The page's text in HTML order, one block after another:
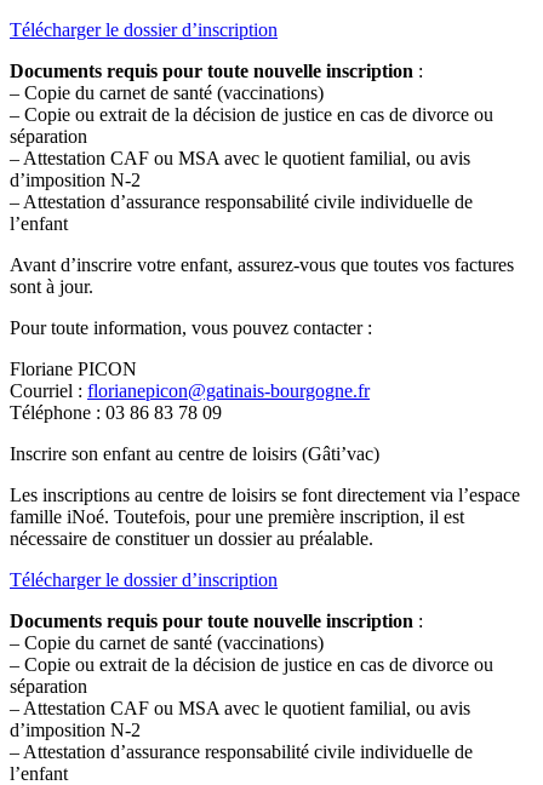
Télécharger le dossier d’inscription
Documents requis pour toute nouvelle inscription :
– Copie du carnet de santé (vaccinations)
– Copie ou extrait de la décision de justice en cas de divorce ou
séparation
– Attestation CAF ou MSA avec le quotient familial, ou avis
d’imposition N-2
– Attestation d’assurance responsabilité civile individuelle de
l’enfant
Avant d’inscrire votre enfant, assurez-vous que toutes vos factures
sont à jour.
Pour toute information, vous pouvez contacter :
Floriane PICON
Courriel : florianepicon@gatinais-bourgogne.fr
Téléphone : 03 86 83 78 09
Inscrire son enfant au centre de loisirs (Gâti’vac)
Les inscriptions au centre de loisirs se font directement via l’espace
famille iNoé. Toutefois, pour une première inscription, il est
nécessaire de constituer un dossier au préalable.
Télécharger le dossier d’inscription
Documents requis pour toute nouvelle inscription :
– Copie du carnet de santé (vaccinations)
– Copie ou extrait de la décision de justice en cas de divorce ou
séparation
– Attestation CAF ou MSA avec le quotient familial, ou avis
d’imposition N-2
– Attestation d’assurance responsabilité civile individuelle de
l’enfant